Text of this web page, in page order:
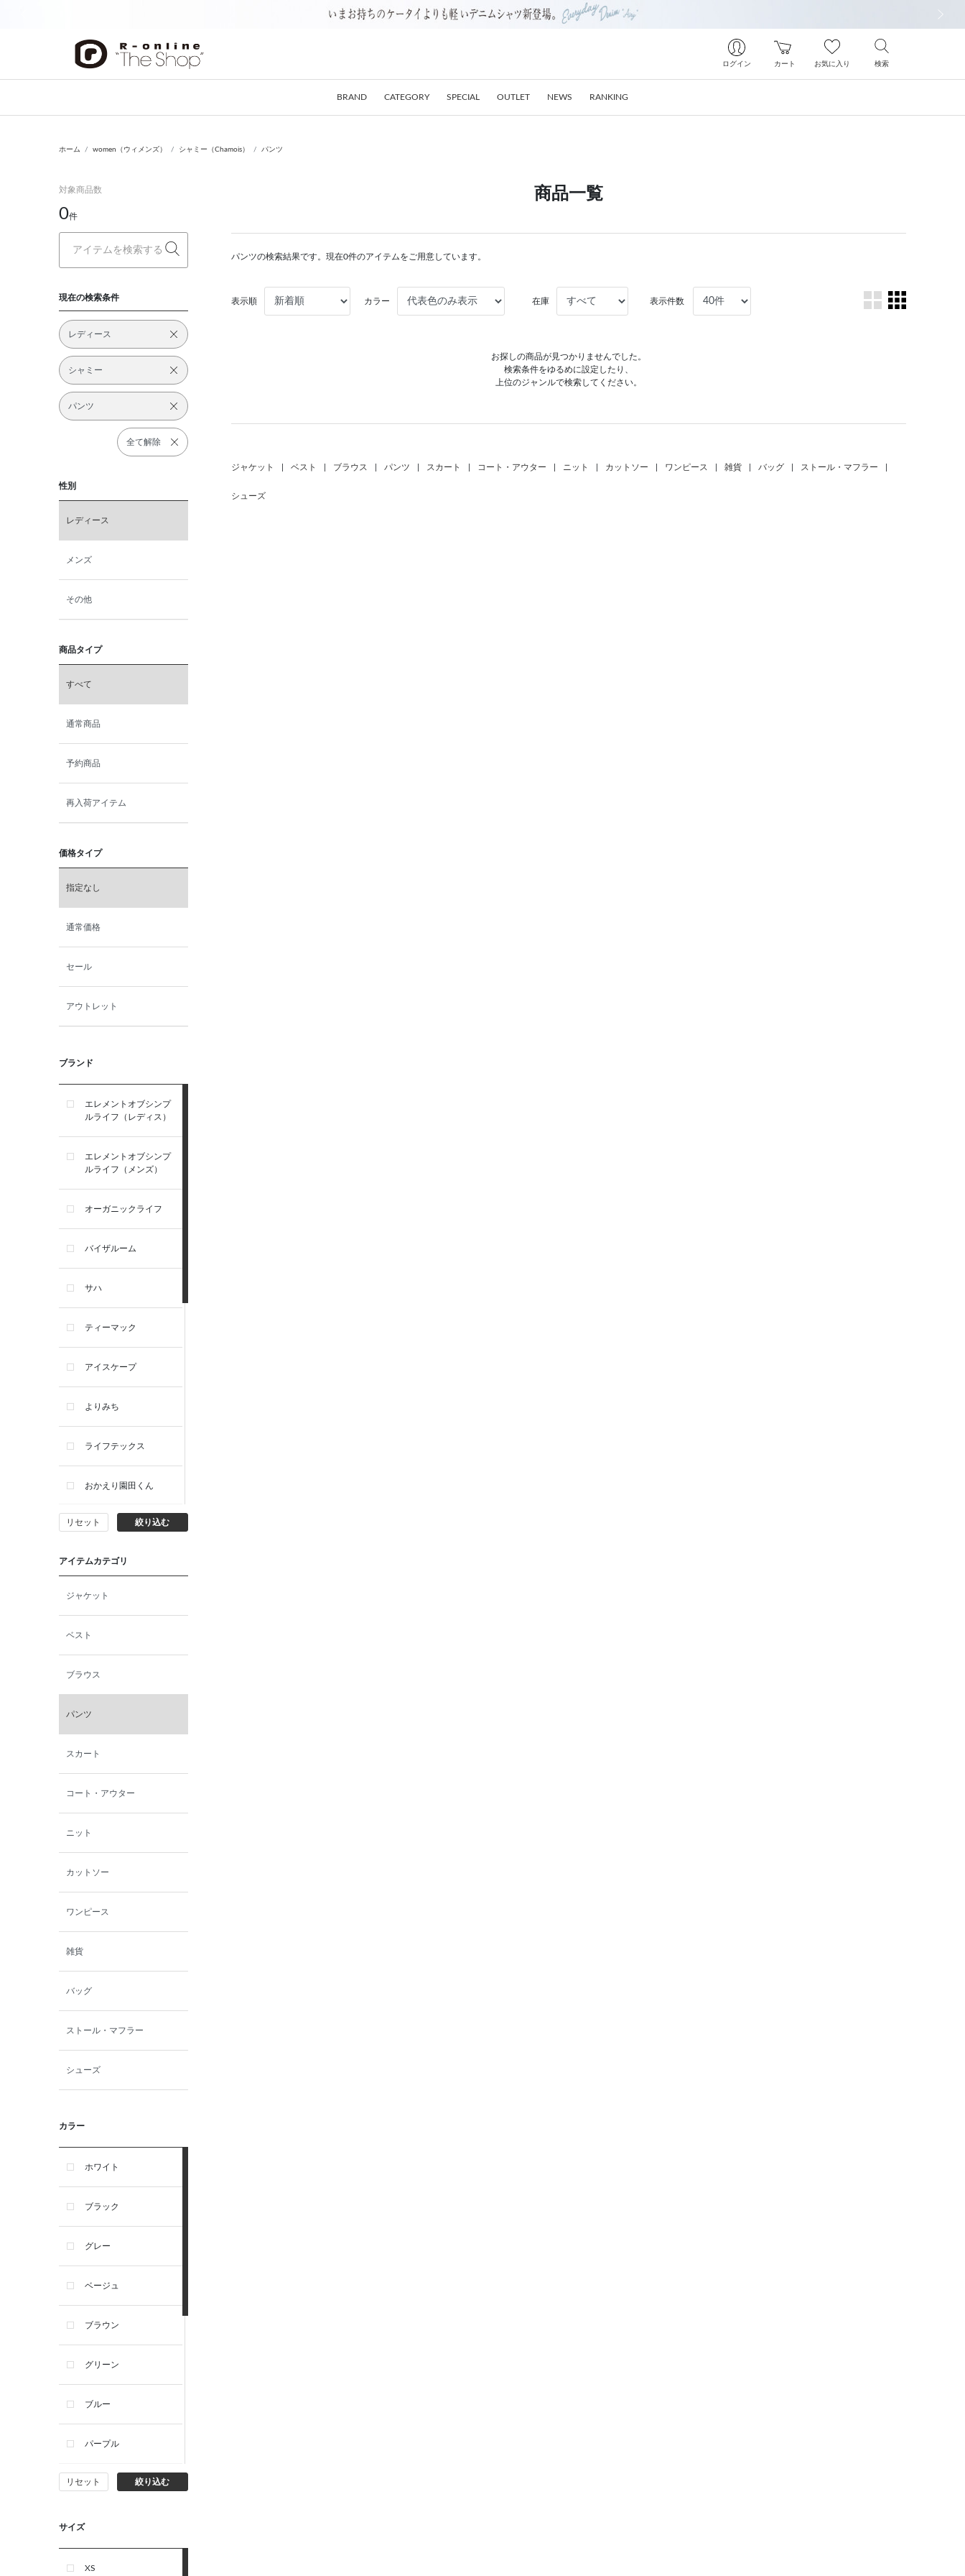
ログイン カート お気に入り 検索
BRAND CATEGORY SPECIAL OUTLET NEWS RANKING
ホーム women（ウィメンズ） シャミー（Chamois） パンツ
対象商品数
0件
現在の検索条件
レディース
シャミー
パンツ
全て解除
性別
レディース
メンズ
その他
商品タイプ
すべて
通常商品
予約商品
再入荷アイテム
価格タイプ
指定なし
通常価格
セール
アウトレット
ブランド
エレメントオブシンプ
ルライフ（レディス）
エレメントオブシンプ
ルライフ（メンズ）
オーガニックライフ
バイザルーム
サハ
ティーマック
アイスケープ
よりみち
ライフテックス
おかえり園田くん
ビー・エー・ジー
イヴィスト
ン
西脇シリーズ
小泉革店
シャミー
パーソンズジーンズ
ファインデーション
ローズペッシュ / パル
モンド
リセット 絞り込む
アイテムカテゴリ
ジャケット
ベスト
ブラウス
パンツ
スカート
コート・アウター
ニット
カットソー
ワンピース
雑貨
バッグ
ストール・マフラー
シューズ
カラー
ホワイト
ブラック
グレー
ベージュ
ブラウン
グリーン
ブルー
パープル
イエロー
ピンク
リセット 絞り込む
サイズ
XS
商品一覧
パンツの検索結果です。現在0件のアイテムをご用意しています。
表示順 カラー 在庫 表示件数
お探しの商品が見つかりませんでした。
検索条件をゆるめに設定したり、
上位のジャンルで検索してください。
ジャケット ベスト ブラウス パンツ スカート コート・アウター ニット カットソー ワンピース 雑貨 バッグ ストール・マフラー
シューズ